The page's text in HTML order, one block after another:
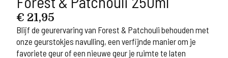
€ 21,95
Blijf de geurervaring van Forest & Patchouli behouden met
onze geurstokjes navulling, een verfijnde manier om je
favoriete geur of een nieuwe geur je ruimte te laten